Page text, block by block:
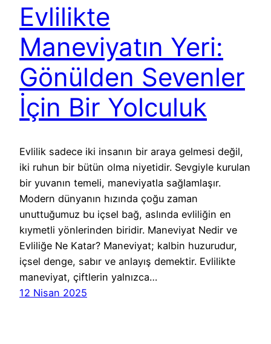
Evlilikte
Maneviyatın Yeri:
Gönülden Sevenler
İçin Bir Yolculuk
Evlilik sadece iki insanın bir araya gelmesi değil,
iki ruhun bir bütün olma niyetidir. Sevgiyle kurulan
bir yuvanın temeli, maneviyatla sağlamlaşır.
Modern dünyanın hızında çoğu zaman
unuttuğumuz bu içsel bağ, aslında evliliğin en
kıymetli yönlerinden biridir. Maneviyat Nedir ve
Evliliğe Ne Katar? Maneviyat; kalbin huzurudur,
içsel denge, sabır ve anlayış demektir. Evlilikte
maneviyat, çiftlerin yalnızca…
12 Nisan 2025